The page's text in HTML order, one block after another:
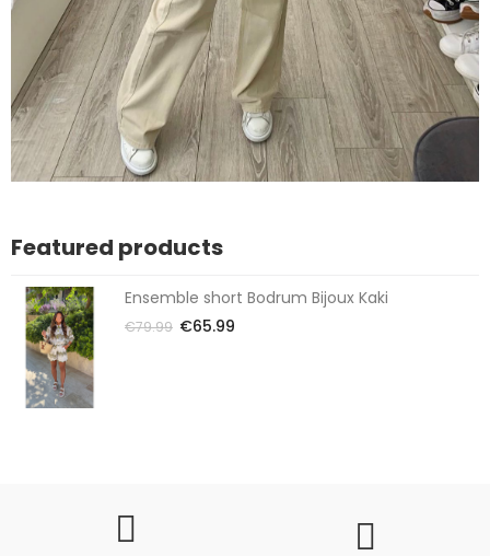
Featured products
Ensemble short Bodrum Bijoux Kaki
€79.99 €65.99